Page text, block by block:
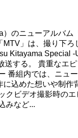
のニューアルバム
」は、撮り下ろ
Kitayama Special -
送する。 貴重なエ
番組内では、ニュ
に込めた想いや制作
クビデオ撮影時のエ
みなど...